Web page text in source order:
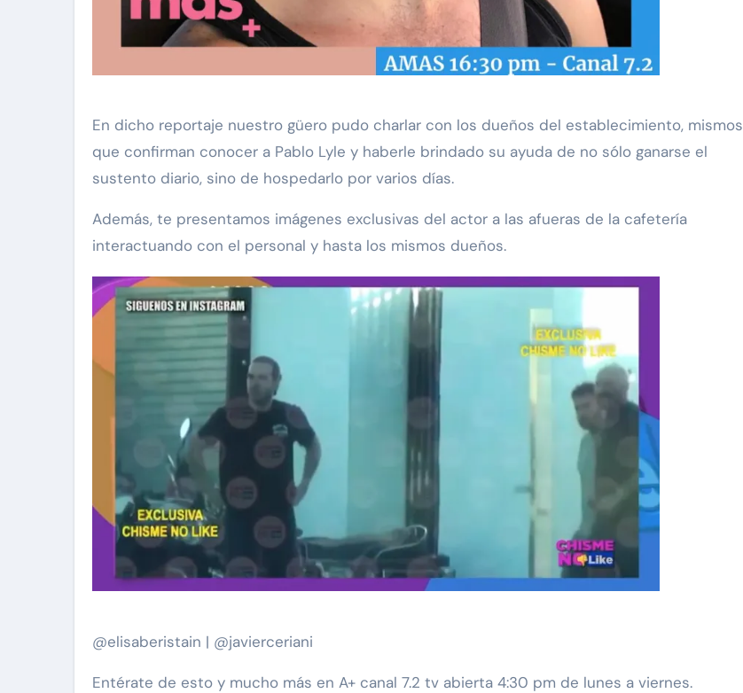
En dicho reportaje nuestro güero pudo charlar con los dueños del establecimiento, mismos
que confirman conocer a Pablo Lyle y haberle brindado su ayuda de no sólo ganarse el
sustento diario, sino de hospedarlo por varios días.
Además, te presentamos imágenes exclusivas del actor a las afueras de la cafetería
interactuando con el personal y hasta los mismos dueños.
@elisaberistain | @javierceriani
Entérate de esto y mucho más en A+ canal 7.2 tv abierta 4:30 pm de lunes a viernes.